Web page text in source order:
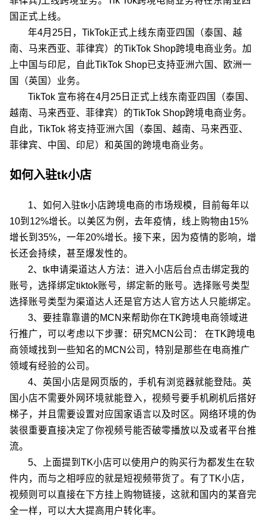
国正式上线。
年4月25日，TikTok正式上线东南亚四国（泰国、越
南、马来西亚、菲律宾）的TikTok Shop跨境电商业务。加
上中国与印尼，自此TikTok Shop已支持亚洲六国、欧洲一
国（英国）业务。
TikTok 宣布将在4月25日正式上线东南亚四国（泰国、
越南、马来西亚、菲律宾）的TikTok Shop跨境电商业务。
自此，TikTok 将支持亚洲六国（泰国、越南、马来西亚、
菲律宾、中国、印尼）和英国的跨境电商业务。
如何入驻tk小店
1、如何入驻tk小店跨境电商的市场规模，目前每年以
10到12%增长。以美区为例，去年疫情，线上购物由15%
增长到35%，一年20%增长。接下来，因为疫情的影响，增
长还会持续，甚至爆发性的。
2、tk申请渠道达人方法：进入小店后台点击绑定我的
账号，选择绑定tiktok账号，绑定新的账号。选择账号类型
选择账号类型为渠道达人还是官方达人官方达人只能绑定。
3、要挂靠靠谱的MCN来帮助你在TK跨境电商领域进
行推广，可以考虑以下步骤：研究MCN公司： 在TK跨境电
商领域找到一些知名的MCN公司，特别是那些在电商推广
领域有经验的公司。
4、英国小店是网页版的，手机有浏览器就能登陆。英
国小店不需要外网环境就能登入，视频号要手机刷机后搭好
梯子，并且需要设置对应国家语言以及时区。网络环境的伪
装很重要直接决定了你视频号能否破零播放以及或者平台推
流。
5、上面提到TK小店可以使用户的购买行为都发生在软
件内，而与之相呼应的就是短视频带货了。有了TK小店，
视频则可以直接在下方挂上购物链接，这就和国内的某音完
全一样，可以大大提高用户转化率。